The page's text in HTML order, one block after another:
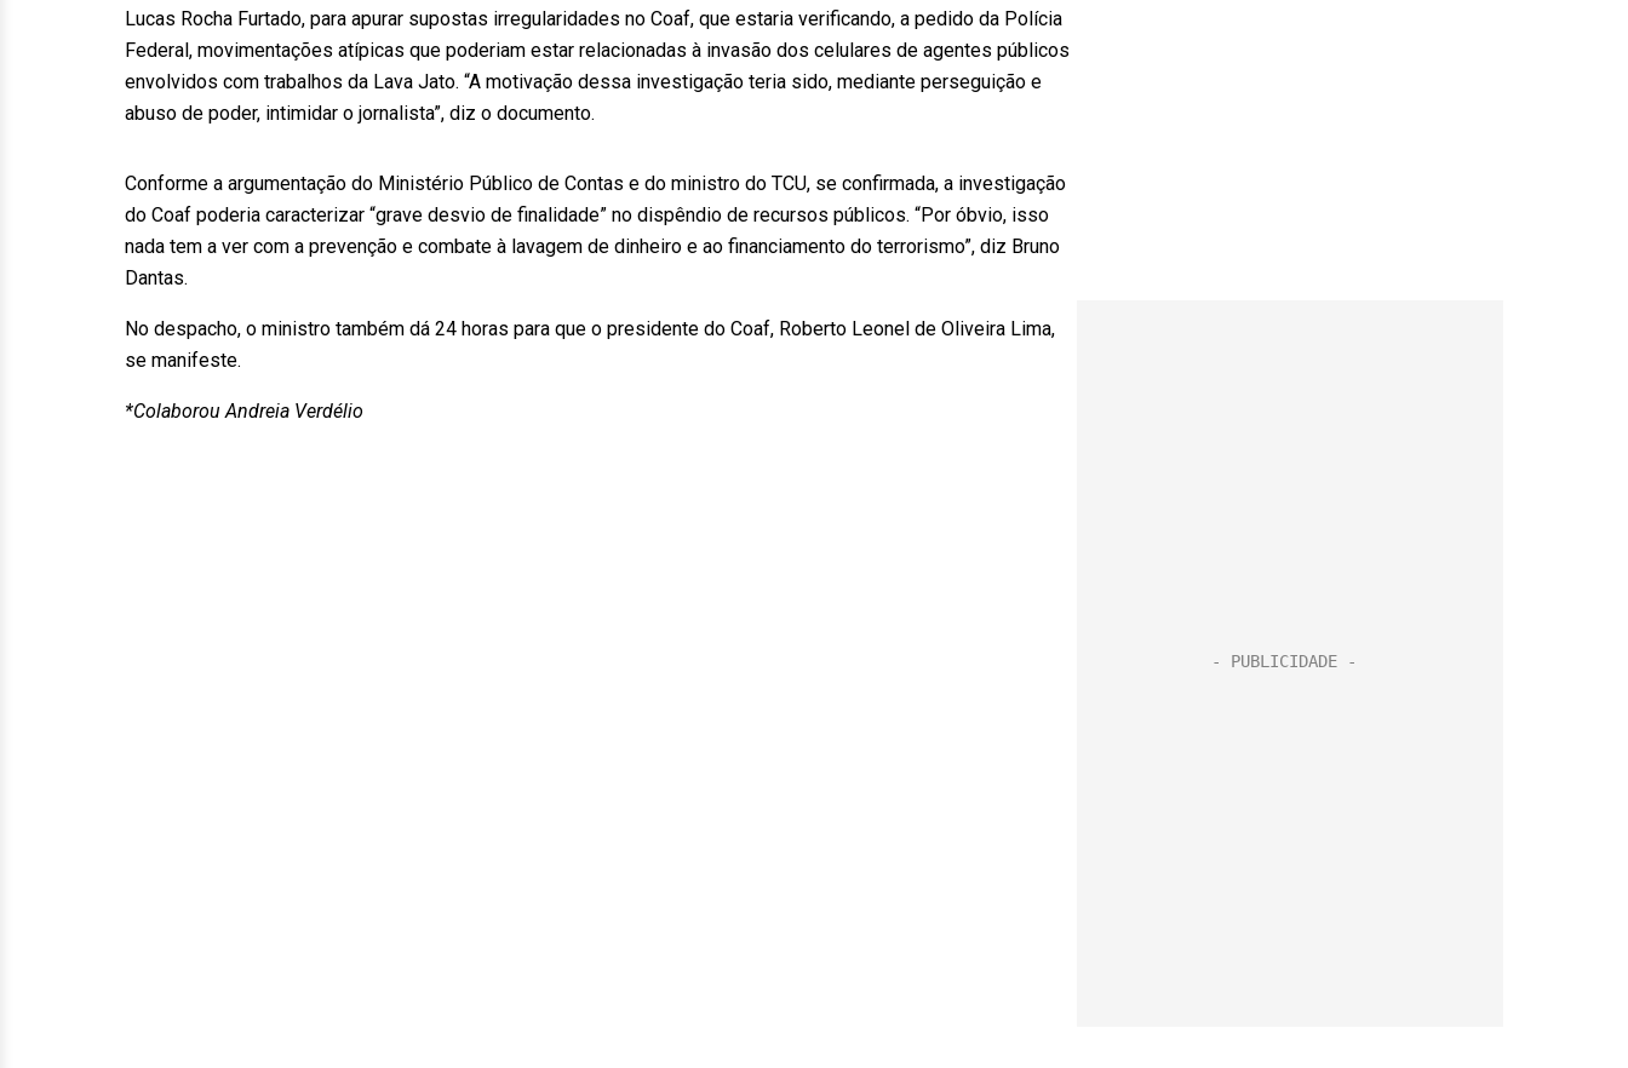
Lucas Rocha Furtado, para apurar supostas irregularidades no Coaf, que estaria verificando, a pedido da Polícia
Federal, movimentações atípicas que poderiam estar relacionadas à invasão dos celulares de agentes públicos
envolvidos com trabalhos da Lava Jato. “A motivação dessa investigação teria sido, mediante perseguição e
abuso de poder, intimidar o jornalista”, diz o documento.
Conforme a argumentação do Ministério Público de Contas e do ministro do TCU, se confirmada, a investigação
do Coaf poderia caracterizar “grave desvio de finalidade” no dispêndio de recursos públicos. “Por óbvio, isso
nada tem a ver com a prevenção e combate à lavagem de dinheiro e ao financiamento do terrorismo”, diz Bruno
Dantas.
No despacho, o ministro também dá 24 horas para que o presidente do Coaf, Roberto Leonel de Oliveira Lima,
se manifeste.
*Colaborou Andreia Verdélio